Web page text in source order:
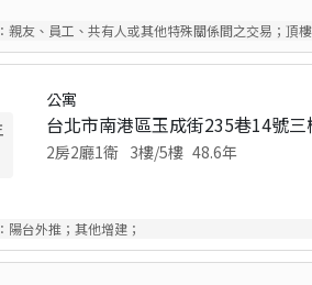
親友、員工、共有人或其他特殊關係間之交易；頂樓
公寓
台北市南港區玉成街235巷14號三
2房2廳1衛 3樓/5樓 48.6年
陽台外推；其他增建；